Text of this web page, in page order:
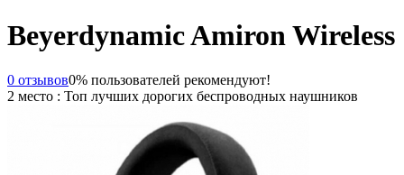
Beyerdynamic Amiron Wireless
0 отзывов0% пользователей рекомендуют!
2 место : Топ лучших дорогих беспроводных наушников